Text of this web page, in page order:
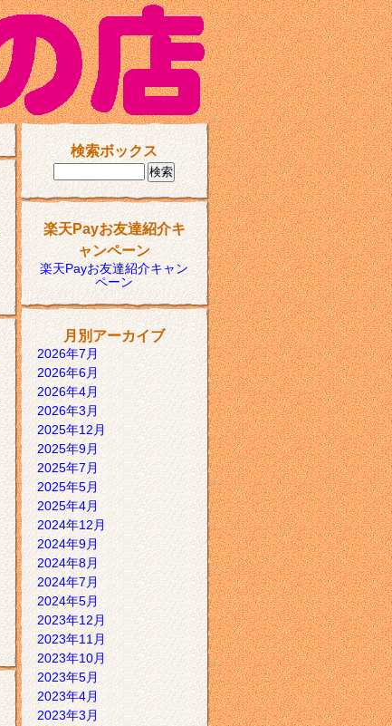
検索ボックス
楽天Payお友達紹介キ
ャンペーン
楽天Payお友達紹介キャン
ペーン
月別アーカイブ
2026年7月
2026年6月
2026年4月
2026年3月
2025年12月
2025年9月
2025年7月
2025年5月
2025年4月
2024年12月
2024年9月
2024年8月
2024年7月
2024年5月
2023年12月
2023年11月
2023年10月
2023年5月
2023年4月
2023年3月